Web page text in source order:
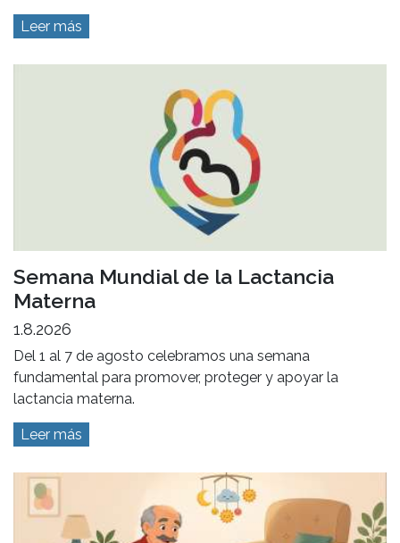
Leer más
Semana Mundial de la Lactancia
Materna
1.8.2026
Del 1 al 7 de agosto celebramos una semana
fundamental para promover, proteger y apoyar la
lactancia materna.
Leer más